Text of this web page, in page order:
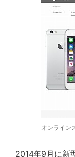
オンライン
2014年9月に新